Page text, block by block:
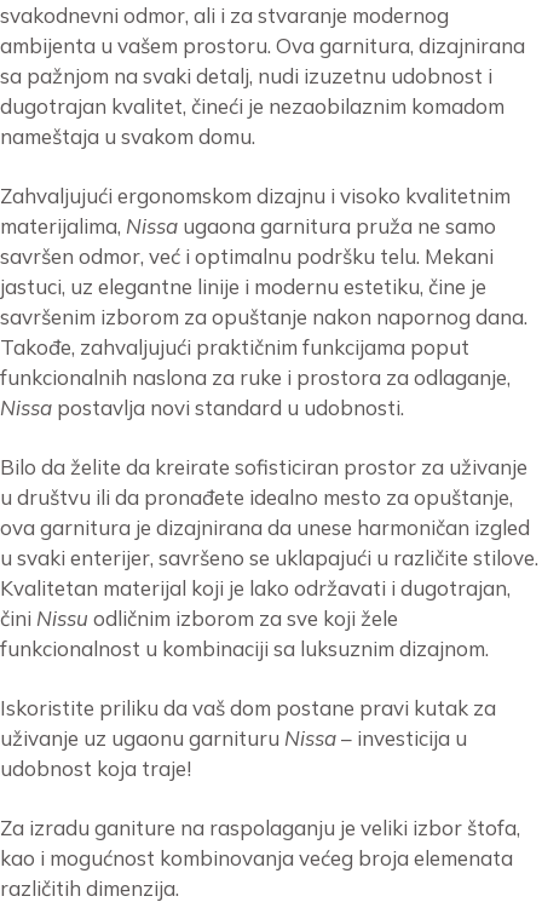
svakodnevni odmor, ali i za stvaranje modernog
ambijenta u vašem prostoru. Ova garnitura, dizajnirana
sa pažnjom na svaki detalj, nudi izuzetnu udobnost i
dugotrajan kvalitet, čineći je nezaobilaznim komadom
nameštaja u svakom domu.
Zahvaljujući ergonomskom dizajnu i visoko kvalitetnim
materijalima, Nissa ugaona garnitura pruža ne samo
savršen odmor, već i optimalnu podršku telu. Mekani
jastuci, uz elegantne linije i modernu estetiku, čine je
savršenim izborom za opuštanje nakon napornog dana.
Takođe, zahvaljujući praktičnim funkcijama poput
funkcionalnih naslona za ruke i prostora za odlaganje,
Nissa postavlja novi standard u udobnosti.
Bilo da želite da kreirate sofisticiran prostor za uživanje
u društvu ili da pronađete idealno mesto za opuštanje,
ova garnitura je dizajnirana da unese harmoničan izgled
u svaki enterijer, savršeno se uklapajući u različite stilove.
Kvalitetan materijal koji je lako održavati i dugotrajan,
čini Nissu odličnim izborom za sve koji žele
funkcionalnost u kombinaciji sa luksuznim dizajnom.
Iskoristite priliku da vaš dom postane pravi kutak za
uživanje uz ugaonu garnituru Nissa– investicija u
udobnost koja traje!
Za izradu ganiture na raspolaganju je veliki izbor štofa,
kao i mogućnost kombinovanja većeg broja elemenata
različitih dimenzija.